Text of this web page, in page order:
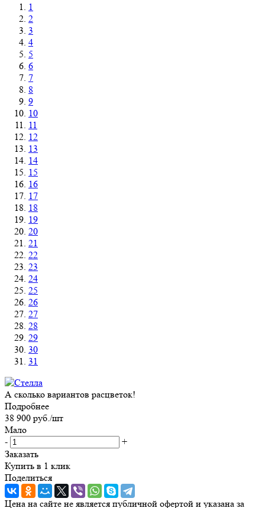
1
2
3
4
5
6
7
8
9
10
11
12
13
14
15
16
17
18
19
20
21
22
23
24
25
26
27
28
29
30
31
А сколько вариантов расцветок!
Подробнее
38 900 руб./шт
Мало
-
+
Заказать
Купить в 1 клик
Поделиться
Цена на сайте не является публичной офертой и указана за